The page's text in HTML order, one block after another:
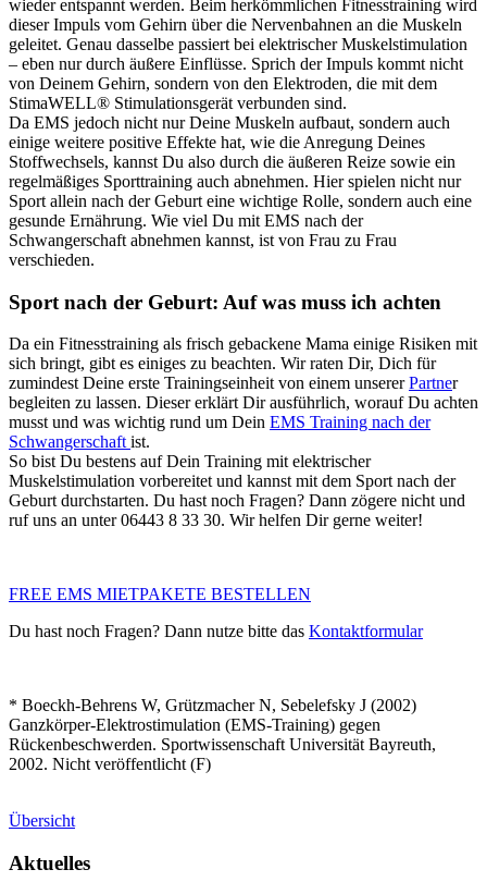
wieder entspannt werden. Beim herkömmlichen Fitnesstraining wird
dieser Impuls vom Gehirn über die Nervenbahnen an die Muskeln
geleitet. Genau dasselbe passiert bei elektrischer Muskelstimulation
– eben nur durch äußere Einflüsse. Sprich der Impuls kommt nicht
von Deinem Gehirn, sondern von den Elektroden, die mit dem
StimaWELL® Stimulationsgerät verbunden sind.
Da EMS jedoch nicht nur Deine Muskeln aufbaut, sondern auch
einige weitere positive Effekte hat, wie die Anregung Deines
Stoffwechsels, kannst Du also durch die äußeren Reize sowie ein
regelmäßiges Sporttraining auch abnehmen. Hier spielen nicht nur
Sport allein nach der Geburt eine wichtige Rolle, sondern auch eine
gesunde Ernährung. Wie viel Du mit EMS nach der
Schwangerschaft abnehmen kannst, ist von Frau zu Frau
verschieden.
Sport nach der Geburt: Auf was muss ich achten
Da ein Fitnesstraining als frisch gebackene Mama einige Risiken mit
sich bringt, gibt es einiges zu beachten. Wir raten Dir, Dich für
zumindest Deine erste Trainingseinheit von einem unsererPartner
begleiten zu lassen. Dieser erklärt Dir ausführlich, worauf Du achten
musst und was wichtig rund um Dein EMS Training nach der
Schwangerschaft ist.
So bist Du bestens auf Dein Training mit elektrischer
Muskelstimulation vorbereitet und kannst mit dem Sport nach der
Geburt durchstarten. Du hast noch Fragen? Dann zögere nicht und
ruf uns an unter 06443 8 33 30. Wir helfen Dir gerne weiter!
FREE EMS MIETPAKETE BESTELLEN
Du hast noch Fragen? Dann nutze bitte das Kontaktformular
* Boeckh-Behrens W, Grützmacher N, Sebelefsky J (2002)
Ganzkörper-Elektrostimulation (EMS-Training) gegen
Rückenbeschwerden. Sportwissenschaft Universität Bayreuth,
2002. Nicht veröffentlicht (F)
Übersicht
Aktuelles